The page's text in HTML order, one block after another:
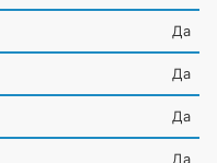
Да
Да
Да
Да